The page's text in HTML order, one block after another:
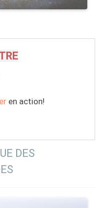
en action!
DES